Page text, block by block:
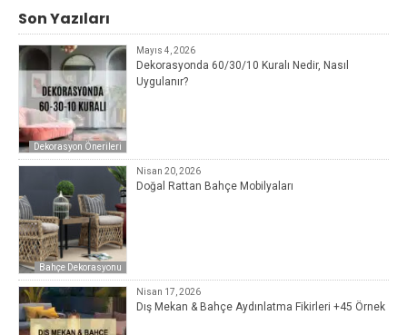
Son Yazıları
Dekorasyon Önerileri
Mayıs 4, 2026
Dekorasyonda 60/30/10 Kuralı Nedir, Nasıl
Uygulanır?
Bahçe Dekorasyonu
Nisan 20, 2026
Doğal Rattan Bahçe Mobilyaları
Nisan 17, 2026
Dış Mekan & Bahçe Aydınlatma Fikirleri +45 Örnek